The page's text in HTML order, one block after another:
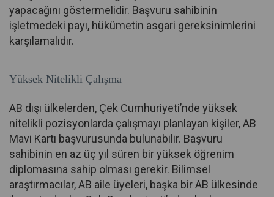
yapacağını göstermelidir. Başvuru sahibinin
işletmedeki payı, hükümetin asgari gereksinimlerini
karşılamalıdır.
Yüksek Nitelikli Çalışma
AB dışı ülkelerden, Çek Cumhuriyeti’nde yüksek
nitelikli pozisyonlarda çalışmayı planlayan kişiler, AB
Mavi Kartı başvurusunda bulunabilir. Başvuru
sahibinin en az üç yıl süren bir yüksek öğrenim
diplomasına sahip olması gerekir. Bilimsel
araştırmacılar, AB aile üyeleri, başka bir AB ülkesinde